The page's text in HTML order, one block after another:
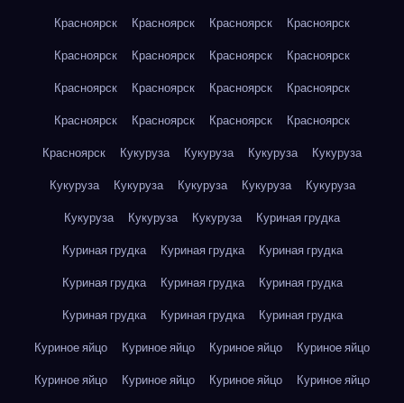
Красноярск
Красноярск Красноярск
Красноярск
Красноярск
Красноярск Красноярск
Красноярск
Красноярск
Красноярск Красноярск
Красноярск
Красноярск
Красноярск Красноярск
Красноярск
Красноярск
Кукуруза Кукуруза Кукуруза
Кукуруза
Кукуруза
Кукуруза Кукуруза Кукуруза
Кукуруза
Кукуруза
Кукуруза Кукуруза
Куриная грудка
Куриная грудка
Куриная грудка
Куриная грудка
Куриная грудка
Куриная грудка
Куриная грудка
Куриная грудка
Куриная грудка
Куриная грудка
Куриное яйцо
Куриное яйцо Куриное яйцо
Куриное яйцо
Куриное яйцо
Куриное яйцо Куриное яйцо
Куриное яйцо